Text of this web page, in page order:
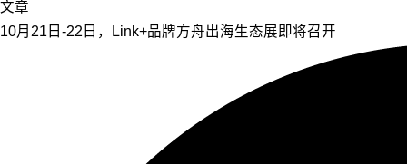
文章
10月21日-22日，Link+品牌方舟出海生态展即将召开